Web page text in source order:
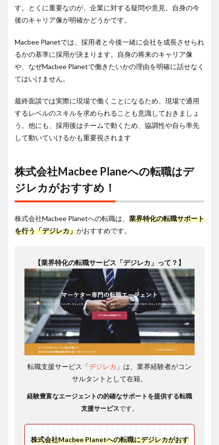
す。とくに重要なのが、企業に対する疑問や意見、自身の今
後のキャリア像が明確かどうかです。
Macbee Planetでは、採用者と今後一緒に会社を成長させられ
るかの基準に採用が決まります。自身の将来のキャリア像
や、なぜMacbee Planetで働きたいかの理由を明確に話せなく
てはいけません。
最終面談では実際に現場で働くことになるため、現場で通用
するレベルのスキルを求められることも意識しておきましょ
う。他にも、採用後はチームで動くため、協調性や自ら率先
して動いていけるかも重要視されます
株式会社Macbee Planeへの転職はデ
ジレカがおすすめ！
株式会社Macbee Planetへの転職は、 業界特化の転職サポート
を行う「デジレカ」がおすすめです。
【業界特化の転職サービス「デジレカ」って？】
転職支援サービス「デジレカ 」は、業界経験者がコン
サルタントとして在籍。
経験豊富なエージェントの的確なサポートを提供する転職
支援サービスです。
株式会社Macbee Planetへの転職にデジレカがおす